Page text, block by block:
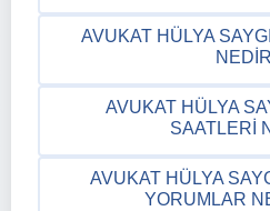
AVUKAT HÜLYA
AVUKAT HÜLYA
SAATLERI
AVUKAT HÜLYA
YORUMLAR